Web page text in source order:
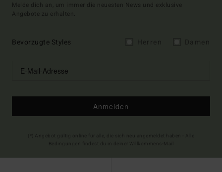
Melde dich an, um immer die neuesten News und exklusive
Angebote zu erhalten.
Bevorzugte Styles
Anmelden